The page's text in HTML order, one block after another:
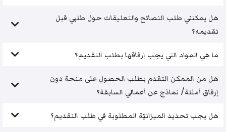
هل يمكنني طلب النصائح والتعليقات حول طلبي قبل
تقديمه؟
ما هي المواد التي يجب إرفاقها بطلب التقديم؟
هل من الممكن التقدم بطلب الحصول على منحة دون
إرفاق أمثلة/ نماذج عن أعمالي السابقة؟
هل يجب تحديد الميزانيّة المطلوبة في طلب التقديم؟